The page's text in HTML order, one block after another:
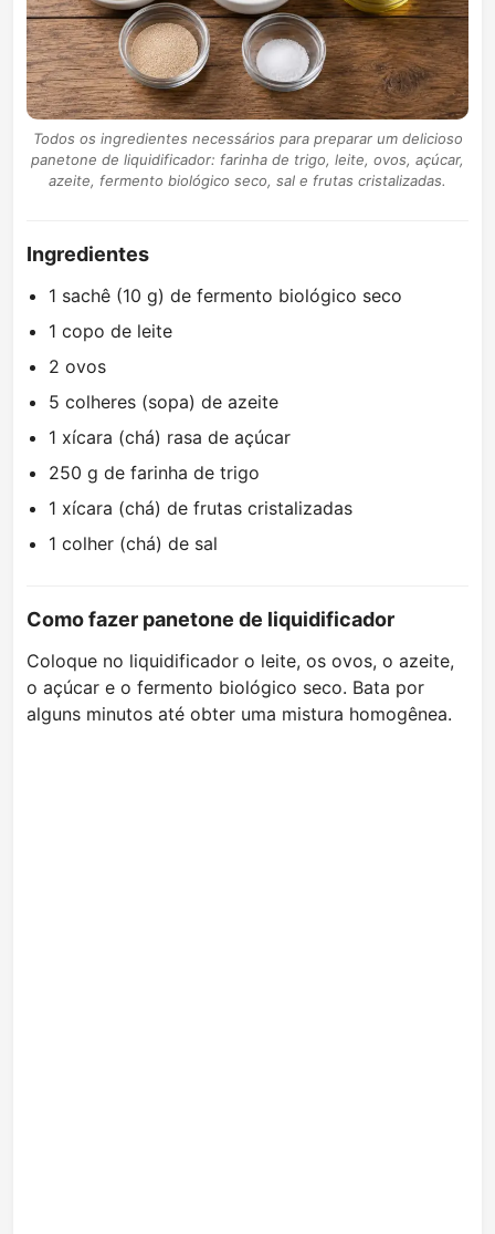
Todos os ingredientes necessários para preparar um delicioso
panetone de liquidificador: farinha de trigo, leite, ovos, açúcar,
azeite, fermento biológico seco, sal e frutas cristalizadas.
Ingredientes
1 sachê (10 g) de fermento biológico seco
1 copo de leite
2 ovos
5 colheres (sopa) de azeite
1 xícara (chá) rasa de açúcar
250 g de farinha de trigo
1 xícara (chá) de frutas cristalizadas
1 colher (chá) de sal
Como fazer panetone de liquidificador
Coloque no liquidificador o leite, os ovos, o azeite,
o açúcar e o fermento biológico seco. Bata por
alguns minutos até obter uma mistura homogênea.